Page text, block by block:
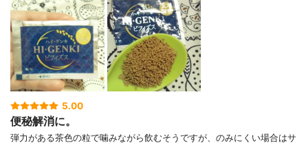
5.00
便秘解消に。
弾力がある茶色の粒で噛みながら飲むそうですが、のみにくい場合はサ